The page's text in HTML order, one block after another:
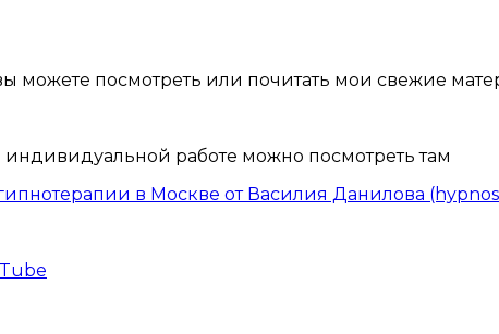
можете посмотреть или почитать мои свежие
работе можно посмотреть там
в Москве от Василия Данилова